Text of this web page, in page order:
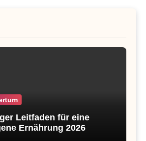
Leitfaden für eine
Ernährung 2026